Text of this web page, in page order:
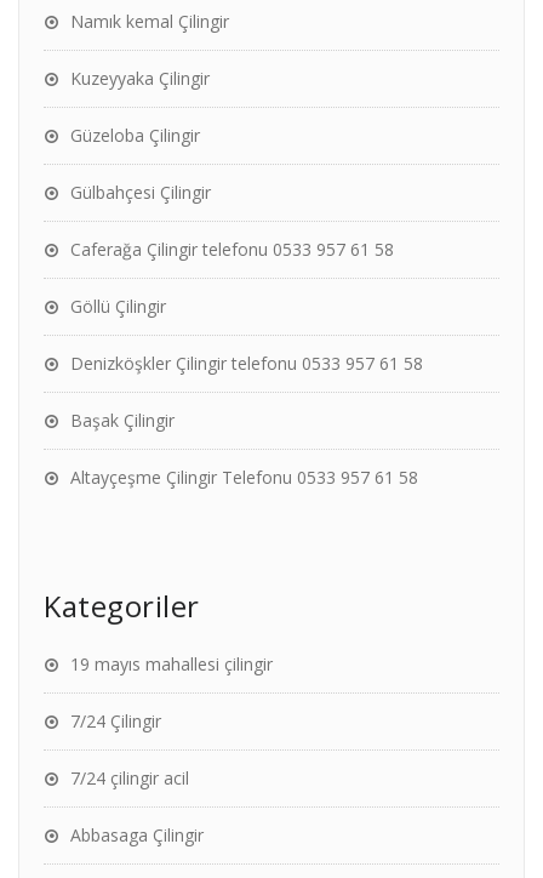
Namık kemal Çilingir
Kuzeyyaka Çilingir
Güzeloba Çilingir
Gülbahçesi Çilingir
Caferağa Çilingir telefonu 0533 957 61 58
Göllü Çilingir
Denizköşkler Çilingir telefonu 0533 957 61 58
Başak Çilingir
Altayçeşme Çilingir Telefonu 0533 957 61 58
Kategoriler
19 mayıs mahallesi çilingir
7/24 Çilingir
7/24 çilingir acil
Abbasaga Çilingir